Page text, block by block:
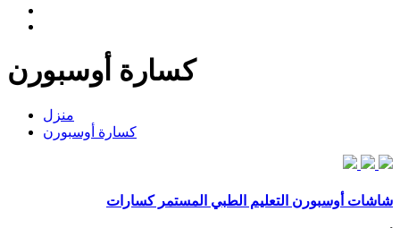
كسارة أوسبورن
منزل
كسارة أوسبورن
شاشات أوسبورن التعليم الطبي المستمر كسارات